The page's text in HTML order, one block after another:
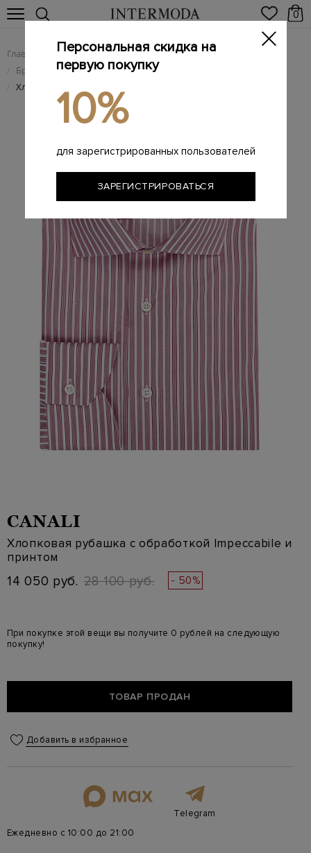
0
Главная Мужчинам / Одежда
/ Брендовые мужские рубашки
/ Хлопковая рубашка с обработкой Impeccabile и принтом
CANALI
Хлопковая рубашка с обработкой Impeccabile и
принтом
14 050 руб. 28 100 руб. - 50%
При покупке этой вещи вы получите 0 рублей на следующую
покупку!
ТОВАР ПРОДАН
Добавить в избранное
Telegram
Ежедневно с 10:00 до 21:00
Персональная скидка на
первую покупку
10%
для зарегистрированных пользователей
ЗАРЕГИСТРИРОВАТЬСЯ